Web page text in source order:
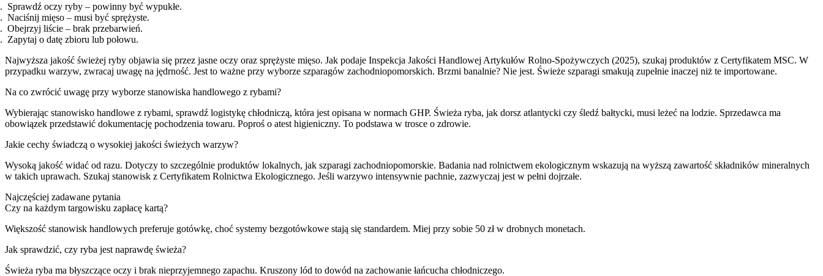
Sprawdź oczy ryby – powinny być wypukłe.
Naciśnij mięso – musi być sprężyste.
Obejrzyj liście – brak przebarwień.
Zapytaj o datę zbioru lub połowu.
Najwyższa jakość świeżej ryby objawia się przez jasne oczy oraz sprężyste mięso. Jak podaje Inspekcja Jakości Handlowej Artykułów Rolno-Spożywczych (2025), szukaj produktów z Certyfikatem MSC. W
przypadku warzyw, zwracaj uwagę na jędrność. Jest to ważne przy wyborze szparagów zachodniopomorskich. Brzmi banalnie? Nie jest. Świeże szparagi smakują zupełnie inaczej niż te importowane.
Na co zwrócić uwagę przy wyborze stanowiska handlowego z rybami?
Wybierając stanowisko handlowe z rybami, sprawdź logistykę chłodniczą, która jest opisana w normach GHP. Świeża ryba, jak dorsz atlantycki czy śledź bałtycki, musi leżeć na lodzie. Sprzedawca ma
obowiązek przedstawić dokumentację pochodzenia towaru. Poproś o atest higieniczny. To podstawa w trosce o zdrowie.
Jakie cechy świadczą o wysokiej jakości świeżych warzyw?
Wysoką jakość widać od razu. Dotyczy to szczególnie produktów lokalnych, jak szparagi zachodniopomorskie. Badania nad rolnictwem ekologicznym wskazują na wyższą zawartość składników mineralnych
w takich uprawach. Szukaj stanowisk z Certyfikatem Rolnictwa Ekologicznego. Jeśli warzywo intensywnie pachnie, zazwyczaj jest w pełni dojrzałe.
Najczęściej zadawane pytania
Czy na każdym targowisku zapłacę kartą?
Większość stanowisk handlowych preferuje gotówkę, choć systemy bezgotówkowe stają się standardem. Miej przy sobie 50 zł w drobnych monetach.
Jak sprawdzić, czy ryba jest naprawdę świeża?
Świeża ryba ma błyszczące oczy i brak nieprzyjemnego zapachu. Kruszony lód to dowód na zachowanie łańcucha chłodniczego.